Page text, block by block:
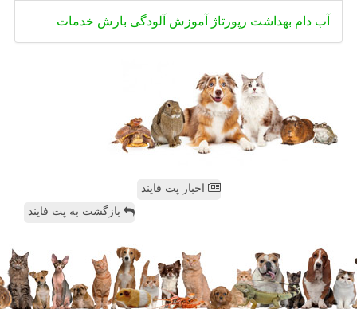
آب دام بهداشت رپورتاژ آموزش آلودگی بارش خدمات
اخبار پت فایند
بازگشت به پت فایند